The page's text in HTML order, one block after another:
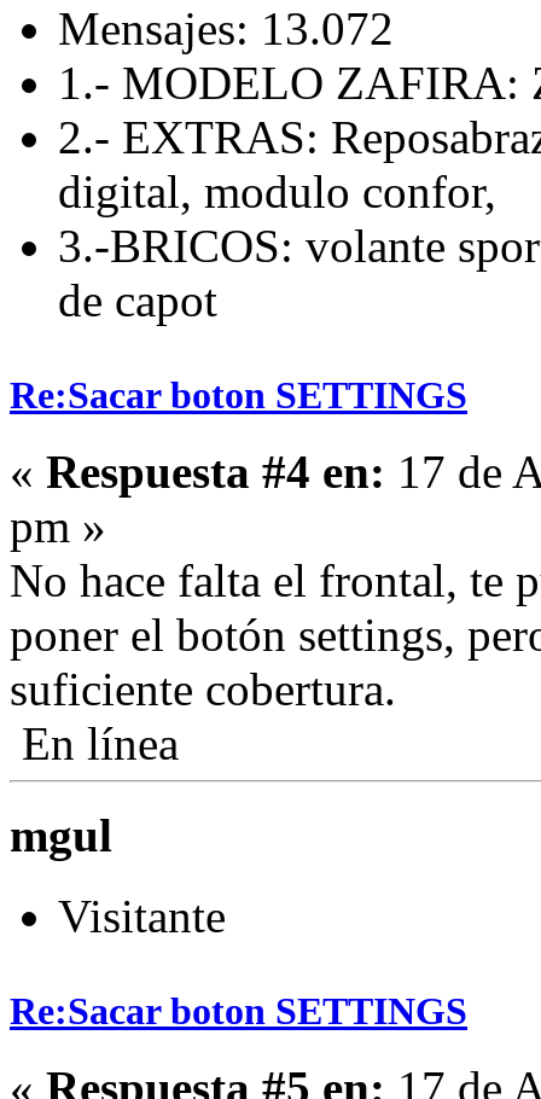
Mensajes: 13.072
1.- MODELO ZAFIRA:
2.- EXTRAS:
digital, modulo confor,
3.-BRICOS: volante
de capot
Re:Sacar boton SETTINGS
« Respuesta #4 en: 17 de
pm »
No hace falta el frontal, te
poner el botón settings,
suficiente cobertura.
En línea
mgul
Visitante
Re:Sacar boton SETTINGS
« Respuesta #5 en: 17 de